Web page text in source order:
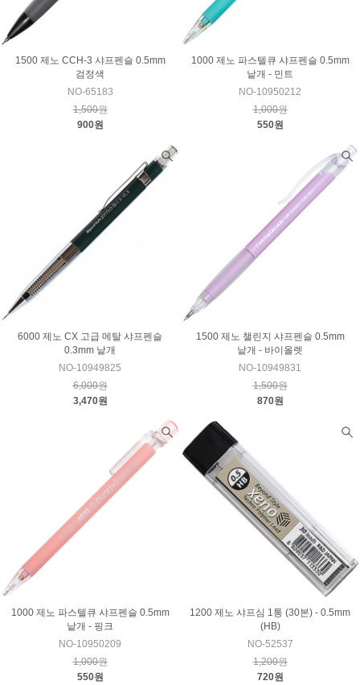
1500 제노 CCH-3 샤프펜슬 0.5mm
검정색
NO-65183
1,500원
900원
1000 제노 파스텔큐 샤프펜슬 0.5mm
낱개 - 민트
NO-10950212
1,000원
550원
6000 제노 CX 고급 메탈 샤프펜슬
0.3mm 낱개
NO-10949825
6,000원
3,470원
1500 제노 챌린지 샤프펜슬 0.5mm
낱개 - 바이올렛
NO-10949831
1,500원
870원
1000 제노 파스텔큐 샤프펜슬 0.5mm
낱개 - 핑크
NO-10950209
1,000원
550원
1200 제노 샤프심 1통 (30본) - 0.5mm
(HB)
NO-52537
1,200원
720원